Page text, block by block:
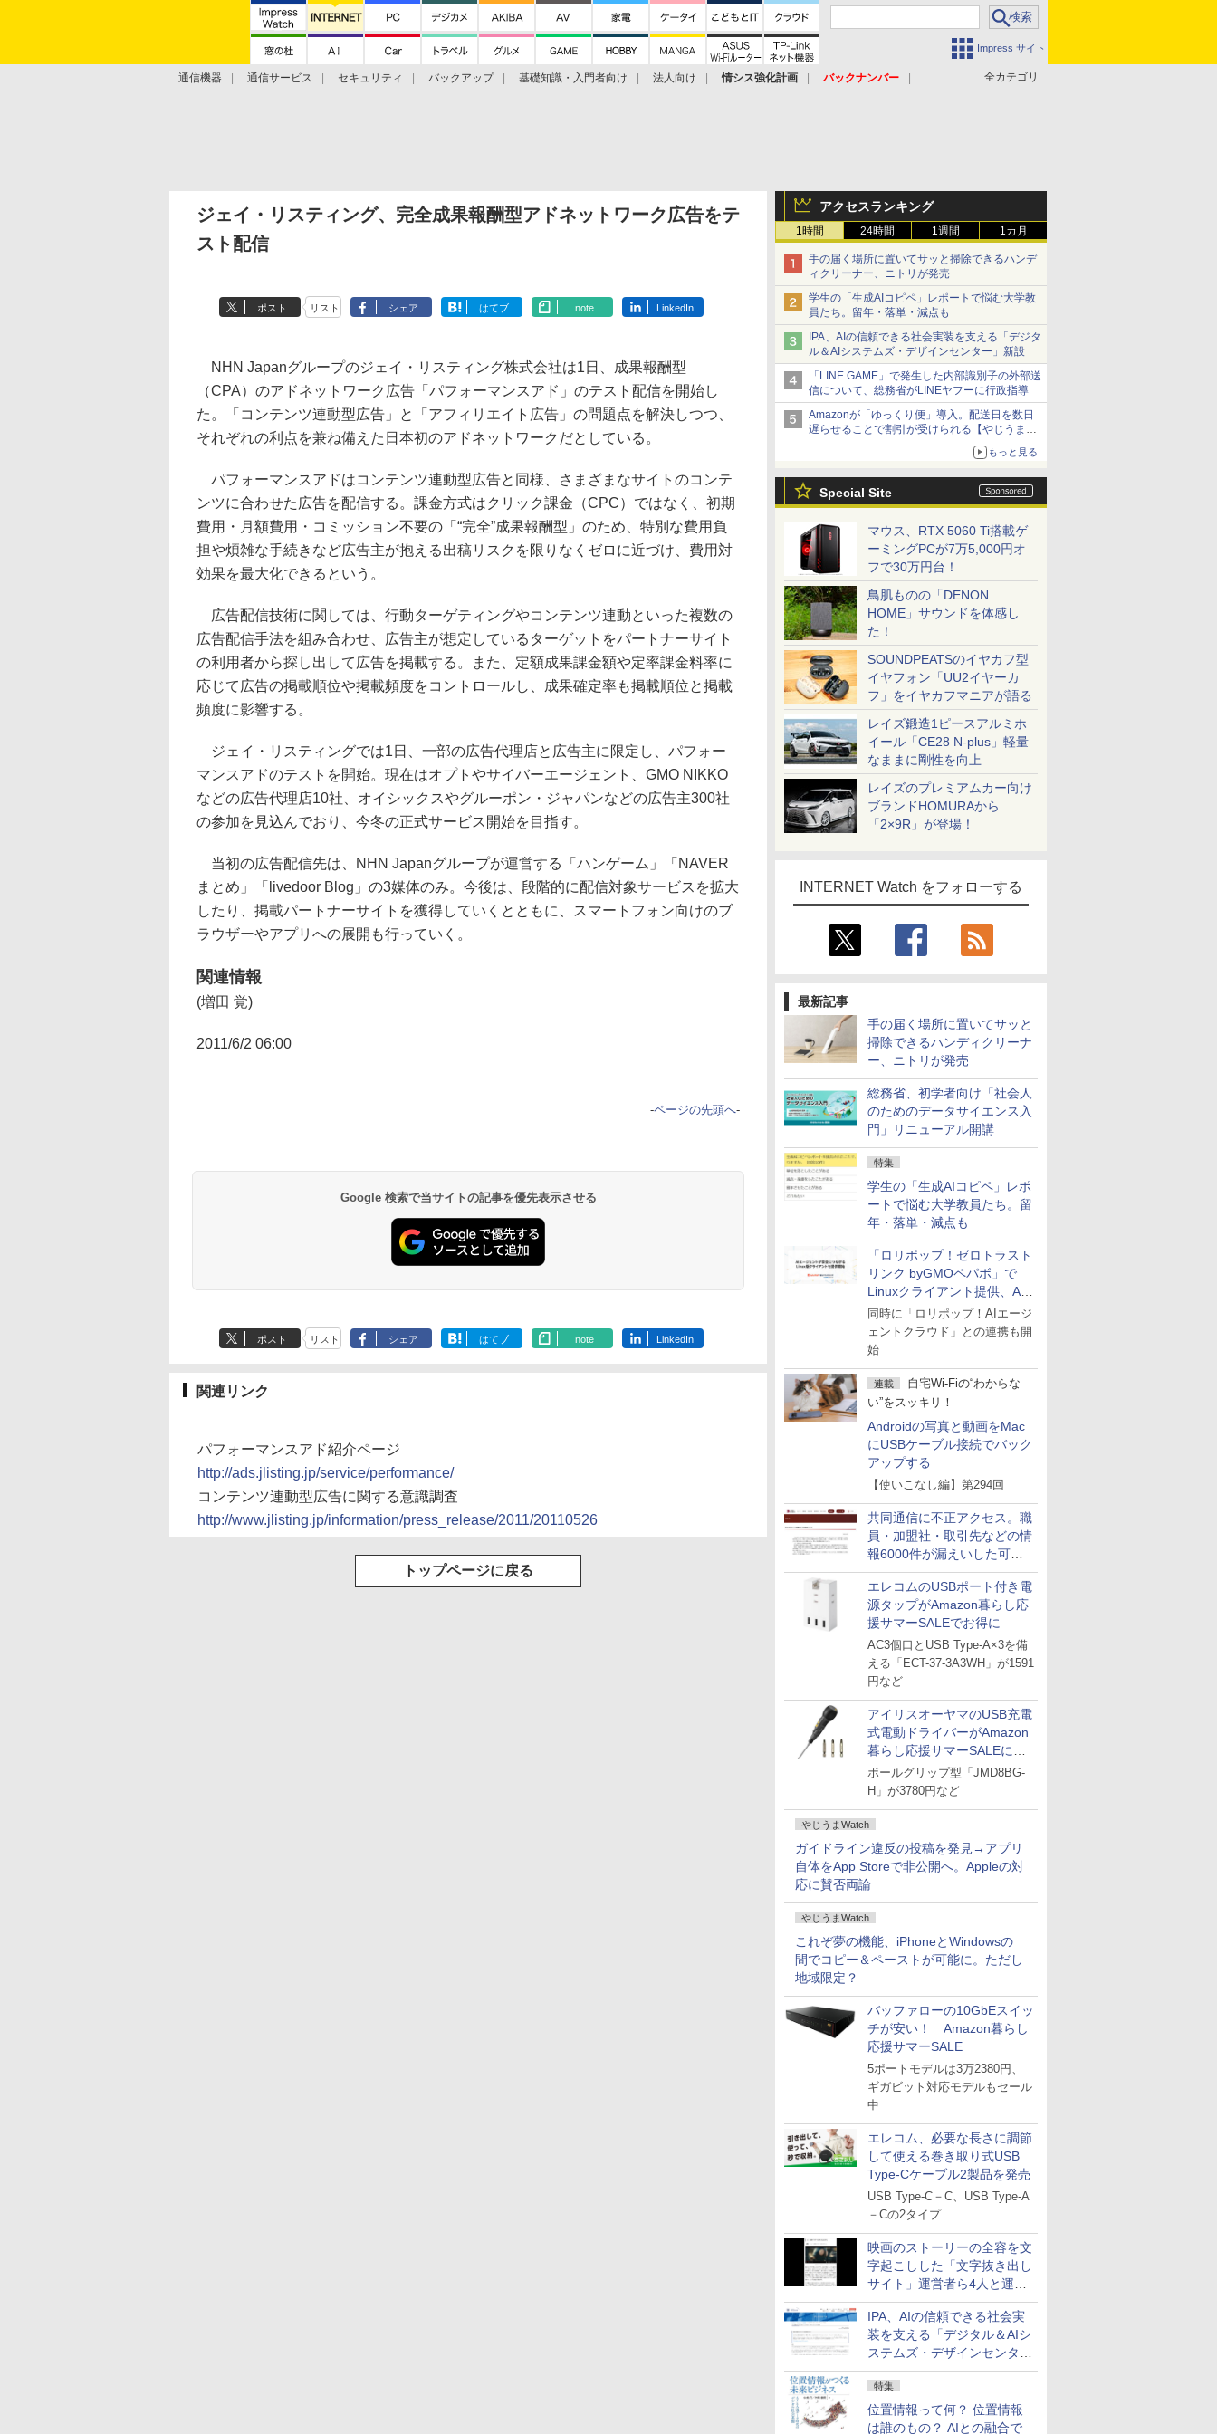
Impress サイト
全カテゴリ
通信機器 通信サービス セキュリティ バックアップ 基礎知識・入門者向け 法人向け 情シス強化計画
バックナンバー
アクセスランキング
1時間 24時間 1週間 1カ月
手の届く場所に置いてサッと掃除できるハンデ
ィクリーナー、ニトリが発売
学生の「生成AIコピペ」レポートで悩む大学教
員たち。留年・落単・減点も
IPA、AIの信頼できる社会実装を支える「デジタ
ル＆AIシステムズ・デザインセンター」新設
「LINE GAME」で発生した内部識別子の外部送
信について、総務省がLINEヤフーに行政指導
Amazonが「ゆっくり便」導入。配送日を数日
遅らせることで割引が受けられる【やじうま
もっと見る
Special Site
マウス、RTX 5060 Ti搭載ゲ
ーミングPCが7万5,000円オ
フで30万円台！
鳥肌ものの「DENON
HOME」サウンドを体感し
た！
SOUNDPEATSのイヤカフ型
イヤフォン「UU2イヤーカ
フ」をイヤカフマニアが語る
レイズ鍛造1ピースアルミホ
イール「CE28 N-plus」軽量
なままに剛性を向上
レイズのプレミアムカー向け
ブランドHOMURAから
「2×9R」が登場！
INTERNET Watch をフォローする
最新記事
手の届く場所に置いてサッと
掃除できるハンディクリーナ
ー、ニトリが発売
総務省、初学者向け「社会人
のためのデータサイエンス入
門」リニューアル開講
特集
学生の「生成AIコピペ」レポ
ートで悩む大学教員たち。留
年・落単・減点も
「ロリポップ！ゼロトラスト
リンク byGMOペパボ」で
Linuxクライアント提供、AI
エージェントの接続が容易に
同時に「ロリポップ！AIエージ
ェントクラウド」との連携も開
始
連載
自宅Wi-Fiの“わからな
い”をスッキリ！
Androidの写真と動画をMac
にUSBケーブル接続でバック
アップする
【使いこなし編】第294回
共同通信に不正アクセス。職
員・加盟社・取引先などの情
報6000件が漏えいした可能
性
エレコムのUSBポート付き電
源タップがAmazon暮らし応
援サマーSALEでお得に
AC3個口とUSB Type-A×3を備
える「ECT-37-3A3WH」が1591
円など
アイリスオーヤマのUSB充電
式電動ドライバーがAmazon
暮らし応援サマーSALEに登
場
ボールグリップ型「JMD8BG-
H」が3780円など
やじうまWatch
ガイドライン違反の投稿を発見→アプリ
自体をApp Storeで非公開へ。Appleの対
応に賛否両論
やじうまWatch
これぞ夢の機能、iPhoneとWindowsの
間でコピー＆ペーストが可能に。ただし
地域限定？
バッファローの10GbEスイッ
チが安い！ Amazon暮らし
応援サマーSALE
5ポートモデルは3万2380円、
ギガビット対応モデルもセール
中
エレコム、必要な長さに調節
して使える巻き取り式USB
Type-Cケーブル2製品を発売
USB Type-C－C、USB Type-A
－Cの2タイプ
映画のストーリーの全容を文
字起こしした「文字抜き出し
サイト」運営者ら4人と運営
法人に有罪判決
IPA、AIの信頼できる社会実
装を支える「デジタル＆AIシ
ステムズ・デザインセンタ
ー」新設
特集
位置情報って何？ 位置情報
は誰のもの？ AIとの融合で
ジェイ・リスティング、完全成果報酬型アドネットワーク広告をテ
スト配信
ポスト リスト シェア はてブ note LinkedIn
NHN Japanグループのジェイ・リスティング株式会社は1日、成果報酬型
（CPA）のアドネットワーク広告「パフォーマンスアド」のテスト配信を開始し
た。「コンテンツ連動型広告」と「アフィリエイト広告」の問題点を解決しつつ、
それぞれの利点を兼ね備えた日本初のアドネットワークだとしている。
パフォーマンスアドはコンテンツ連動型広告と同様、さまざまなサイトのコンテ
ンツに合わせた広告を配信する。課金方式はクリック課金（CPC）ではなく、初期
費用・月額費用・コミッション不要の「“完全”成果報酬型」のため、特別な費用負
担や煩雑な手続きなど広告主が抱える出稿リスクを限りなくゼロに近づけ、費用対
効果を最大化できるという。
広告配信技術に関しては、行動ターゲティングやコンテンツ連動といった複数の
広告配信手法を組み合わせ、広告主が想定しているターゲットをパートナーサイト
の利用者から探し出して広告を掲載する。また、定額成果課金額や定率課金料率に
応じて広告の掲載順位や掲載頻度をコントロールし、成果確定率も掲載順位と掲載
頻度に影響する。
ジェイ・リスティングでは1日、一部の広告代理店と広告主に限定し、パフォー
マンスアドのテストを開始。現在はオプトやサイバーエージェント、GMO NIKKO
などの広告代理店10社、オイシックスやグルーポン・ジャパンなどの広告主300社
の参加を見込んでおり、今冬の正式サービス開始を目指す。
当初の広告配信先は、NHN Japanグループが運営する「ハンゲーム」「NAVER
まとめ」「livedoor Blog」の3媒体のみ。今後は、段階的に配信対象サービスを拡大
したり、掲載パートナーサイトを獲得していくとともに、スマートフォン向けのブ
ラウザーやアプリへの展開も行っていく。
関連情報
(増田 覚)
2011/6/2 06:00
-ページの先頭へ-
Google 検索で当サイトの記事を優先表示させる
ポスト リスト シェア はてブ note LinkedIn
関連リンク
パフォーマンスアド紹介ページ
http://ads.jlisting.jp/service/performance/
コンテンツ連動型広告に関する意識調査
http://www.jlisting.jp/information/press_release/2011/20110526
トップページに戻る